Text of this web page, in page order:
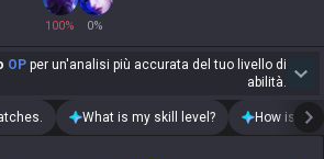
100% 0%
OPper un'analisi più accurata del tuo livello di
abilità.
What is my skill level? How is my